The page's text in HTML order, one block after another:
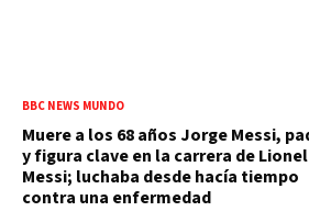
BBC NEWS MUNDO
Muere a los 68 años Jorge Messi,
y figura clave en la carrera de Lionel
Messi; luchaba desde hacía tiempo
contra una enfermedad